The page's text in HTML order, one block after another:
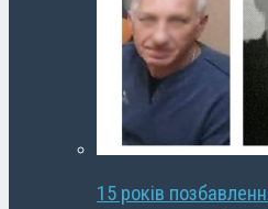
15 років